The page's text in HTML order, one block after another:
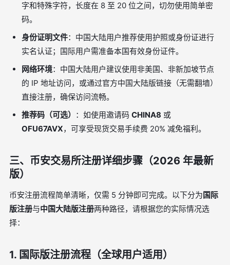
字和特殊字符，长度在 8 至 20 位之间，切勿使用简单密
码。
身份证明文件：中国大陆用户推荐使用护照或身份证进行
实名认证；国际用户需准备本国有效身份证件。
网络环境：中国大陆用户建议使用非美国、非新加坡节点
的 IP 地址访问，或通过官方中国大陆版链接（无需翻墙）
直接注册，确保访问流畅。
推荐码（可选） ：如使用邀请码 CHINA8 或
OFU67AVX，可享受现货交易手续费 20% 减免福利。
三、币安交易所注册详细步骤（2026 年最新
版）
币安注册流程简单清晰，仅需 5 分钟即可完成。以下分为国际
版注册与中国大陆版注册两种路径，请根据您的实际情况选
择：
1. 国际版注册流程（全球用户适用）